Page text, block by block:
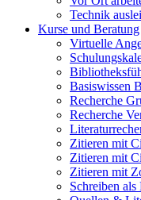
Technik
Kurse und Beratung
Virtuelle
Basiswissen
Recherche
Recherche
Zitieren mit
Zitieren mit
Zitieren mit
Schreiben als